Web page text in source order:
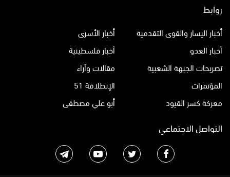
روابط
أخبار اليسار والقوى التقدمية
أخبار الأسرى
أخبار العدو
أخبار فلسطينية
تصريحات الجبهة الشعبية
مقالات وآراء
المؤتمرات
الإنطلاقة 51
معركة كسر القيود
أبو علي مصطفى
التواصل الاجتماعي